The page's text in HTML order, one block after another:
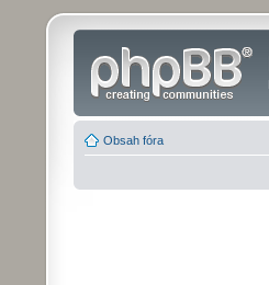
Obsah fóra